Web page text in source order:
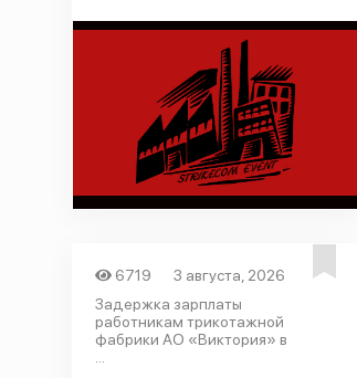
6719
3 августа, 2026
Задержка зарплаты
работникам трикотажной
фабрики АО «Виктория» в